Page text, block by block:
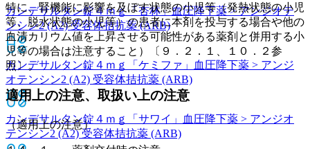
カンデサルタン錠４ｍｇ「杏林」血圧降下薬 > アンジオテ
ンシン2 (A2) 受容体拮抗薬 (ARB)
カンデサルタン錠４ｍｇ「ケミファ」
血圧降下薬 > アンジ
オテンシン2 (A2) 受容体拮抗薬 (ARB)
カンデサルタン錠４ｍｇ「サワイ」
血圧降下薬 > アンジオ
テンシン2 (A2) 受容体拮抗薬 (ARB)
特に、腎機能に影響を及ぼす状態の小児等（発熱状態の小児
等、脱水状態の小児等）の患者に本剤を投与する場合や他の
血清カリウム値を上昇させる可能性がある薬剤と併用する小
児等の場合は注意すること）〔９．２．１、１０．２参
照〕。
適用上の注意、取扱い上の注意
（適用上の注意）